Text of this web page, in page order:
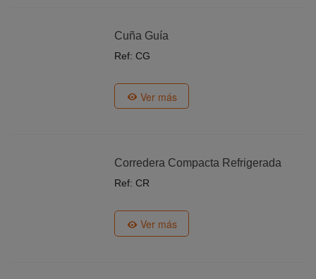
Cuña Guía
Ref: CG
Ver más
Corredera Compacta Refrigerada
Ref: CR
Ver más